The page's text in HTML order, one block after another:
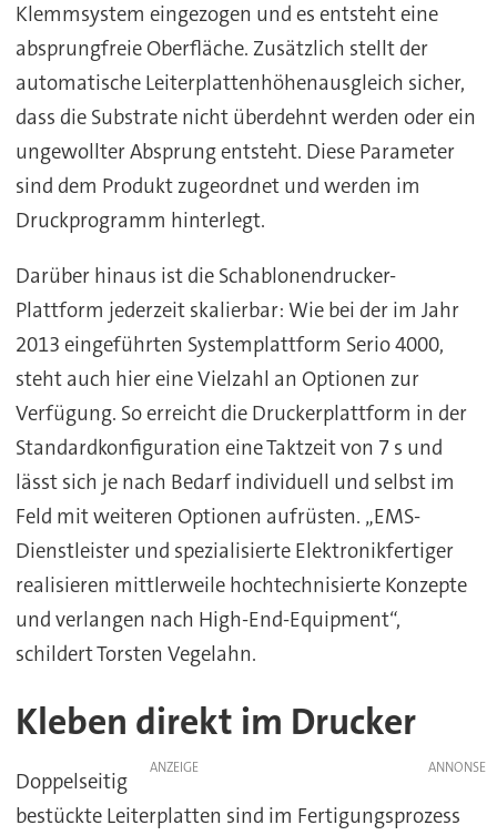
Klemmsystem eingezogen und es entsteht eine
absprungfreie Oberfläche. Zusätzlich stellt der
automatische Leiterplattenhöhenausgleich sicher,
dass die Substrate nicht überdehnt werden oder ein
ungewollter Absprung entsteht. Diese Parameter
sind dem Produkt zugeordnet und werden im
Druckprogramm hinterlegt.
Darüber hinaus ist die Schablonendrucker-
Plattform jederzeit skalierbar: Wie bei der im Jahr
2013 eingeführten Systemplattform Serio 4000,
steht auch hier eine Vielzahl an Optionen zur
Verfügung. So erreicht die Druckerplattform in der
Standardkonfiguration eine Taktzeit von 7 s und
lässt sich je nach Bedarf individuell und selbst im
Feld mit weiteren Optionen aufrüsten. „EMS-
Dienstleister und spezialisierte Elektronikfertiger
realisieren mittlerweile hochtechnisierte Konzepte
und verlangen nach High-End-Equipment“,
schildert Torsten Vegelahn.
Kleben direkt im Drucker
ANZEIGE
Doppelseitig
bestückte Leiterplatten sind im Fertigungsprozess